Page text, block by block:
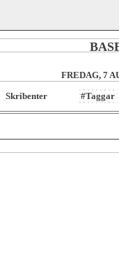
FREDAG, 7
Skribenter #Taggar